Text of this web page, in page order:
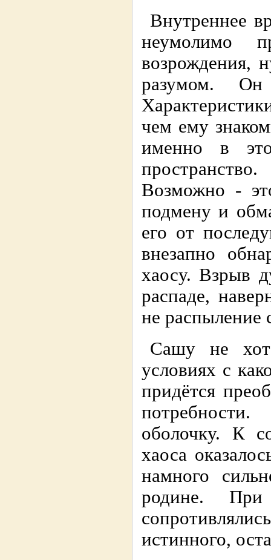
Внутреннее
неумолимо
возрождения,
разумом.
чем ему
именно в
Возможно -
подмену и
его от
внезапно
хаосу. Взрыв
распаде,
не распыление
Сашу не
условиях с
придётся
оболочку. К
хаоса
намного
родине.
истинного,